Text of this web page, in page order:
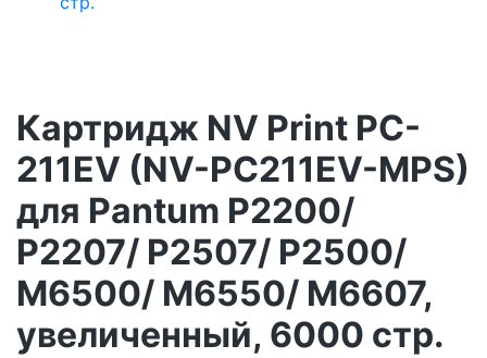
Картридж NV Print PC-
211EV (NV-PC211EV-MPS)
для Pantum P2200/
P2207/ P2507/ P2500/
M6500/ M6550/ M6607,
увеличенный, 6000 стр.